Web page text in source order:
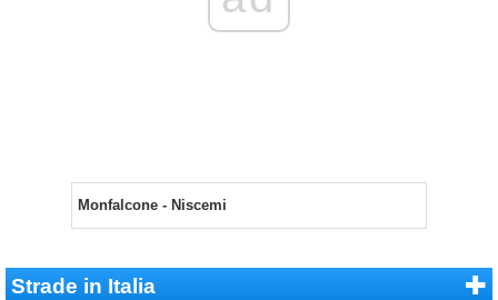
Monfalcone - Niscemi
Strade in Italia